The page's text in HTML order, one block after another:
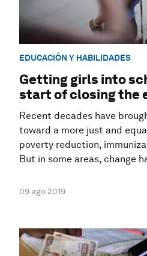
EDUCACIÓN Y HABILIDADES
Getting girls into
start of closing the
Recent decades have
toward a more just and
poverty reduction,
But in some areas, change
09 ago 2019